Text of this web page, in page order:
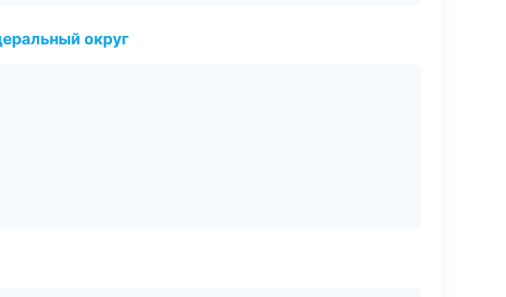
округ